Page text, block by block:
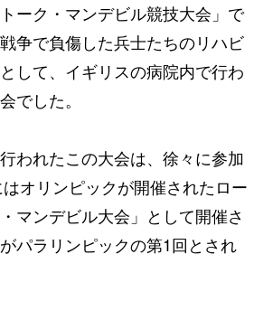
ーク・マンデビル競技大会」で
争で負傷した兵士たちのリハビ
して、イギリスの病院内で行わ
でした。
われたこの大会は、徐々に参加
オリンピックが開催されたロー
マンデビル大会」として開催さ
パラリンピックの第1回とされ